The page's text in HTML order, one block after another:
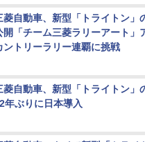
菱自動車、新型「トライトン」
開「チーム三菱ラリーアート」
ントリーラリー連覇に挑戦
菱自動車、新型「トライトン」
年ぶりに日本導入